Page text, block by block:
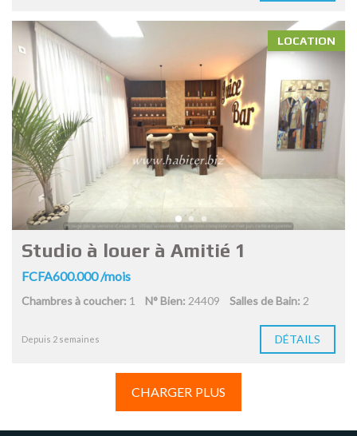
LOCATION
Studio à louer à Amitié 1
FCFA600.000 /mois
Chambres à coucher: 1 N° Bien: 24409 Salles de Bain: 2
Depuis 2 semaines DÉTAILS
CHARGER PLUS